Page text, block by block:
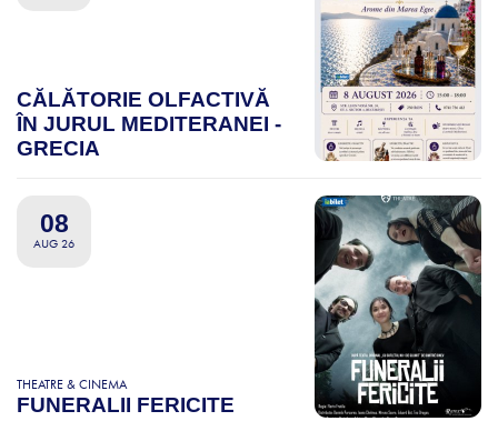
CĂLĂTORIE OLFACTIVĂ
ÎN JURUL MEDITERANEI -
GRECIA
08
AUG 26
THEATRE & CINEMA
FUNERALII FERICITE